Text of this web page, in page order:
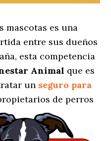
mascotas es una
entre sus dueños
esta competencia
Animal que es
un seguro para
de perros